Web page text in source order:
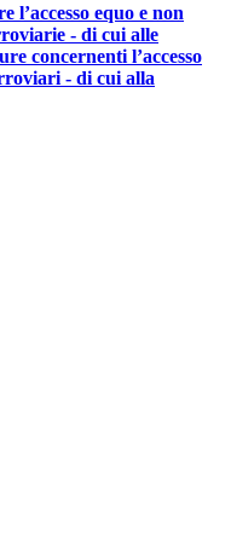
l’accesso equo e non
- di cui alle
concernenti l’accesso
- di cui alla